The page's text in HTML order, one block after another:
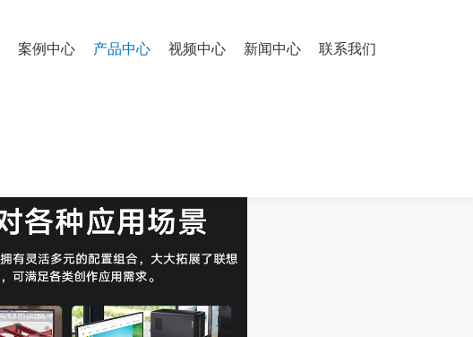
案例中心 产品中心 视频中心 新闻中心 联系我们